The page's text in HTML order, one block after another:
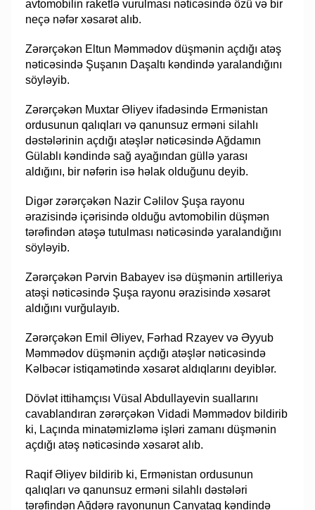
avtomobilin raketlə vurulması nəticəsində özü və bir
neçə nəfər xəsarət alıb.
Zərərçəkən Eltun Məmmədov düşmənin açdığı atəş
nəticəsində Şuşanın Daşaltı kəndində yaralandığını
söyləyib.
Zərərçəkən Muxtar Əliyev ifadəsində Ermənistan
ordusunun qalıqları və qanunsuz erməni silahlı
dəstələrinin açdığı atəşlər nəticəsində Ağdamın
Gülablı kəndində sağ ayağından güllə yarası
aldığını, bir nəfərin isə həlak olduğunu deyib.
Digər zərərçəkən Nazir Cəlilov Şuşa rayonu
ərazisində içərisində olduğu avtomobilin düşmən
tərəfindən atəşə tutulması nəticəsində yaralandığını
söyləyib.
Zərərçəkən Pərvin Babayev isə düşmənin artilleriya
atəşi nəticəsində Şuşa rayonu ərazisində xəsarət
aldığını vurğulayıb.
Zərərçəkən Emil Əliyev, Fərhad Rzayev və Əyyub
Məmmədov düşmənin açdığı atəşlər nəticəsində
Kəlbəcər istiqamətində xəsarət aldıqlarını deyiblər.
Dövlət ittihamçısı Vüsal Abdullayevin suallarını
cavablandıran zərərçəkən Vidadi Məmmədov bildirib
ki, Laçında minatəmizləmə işləri zamanı düşmənin
açdığı atəş nəticəsində xəsarət alıb.
Raqif Əliyev bildirib ki, Ermənistan ordusunun
qalıqları və qanunsuz erməni silahlı dəstələri
tərəfindən Ağdərə rayonunun Canyataq kəndində